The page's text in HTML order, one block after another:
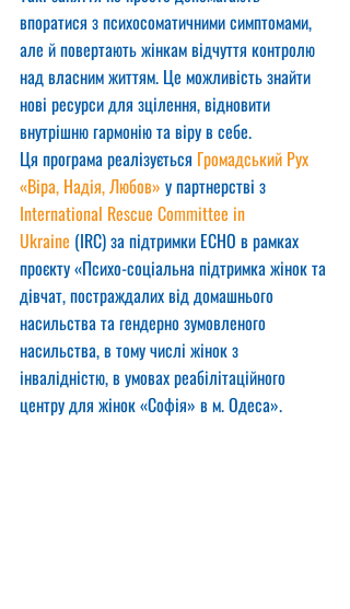
впоратися з психосоматичними симптомами,
але й повертають жінкам відчуття контролю
над власним життям. Це можливість знайти
нові ресурси для зцілення, відновити
внутрішню гармонію та віру в себе.
Ця програма реалізується Громадський Рух
«Віра, Надія, Любов» у партнерстві з
International Rescue Committee in
Ukraine (IRC) за підтримки ECHO в рамках
проєкту «Психо-соціальна підтримка жінок та
дівчат, постраждалих від домашнього
насильства та гендерно зумовленого
насильства, в тому числі жінок з
інвалідністю, в умовах реабілітаційного
центру для жінок «Софія» в м. Одеса».